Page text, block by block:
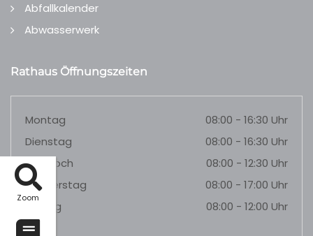
Zoom
Abfallkalender
Abwasserwerk
Rathaus Öffnungszeiten
Montag
08:00 - 16:30 Uhr
Dienstag
08:00 - 16:30 Uhr
Mittwoch
08:00 - 12:30 Uhr
Donnerstag
08:00 - 17:00 Uhr
Freitag
08:00 - 12:00 Uhr